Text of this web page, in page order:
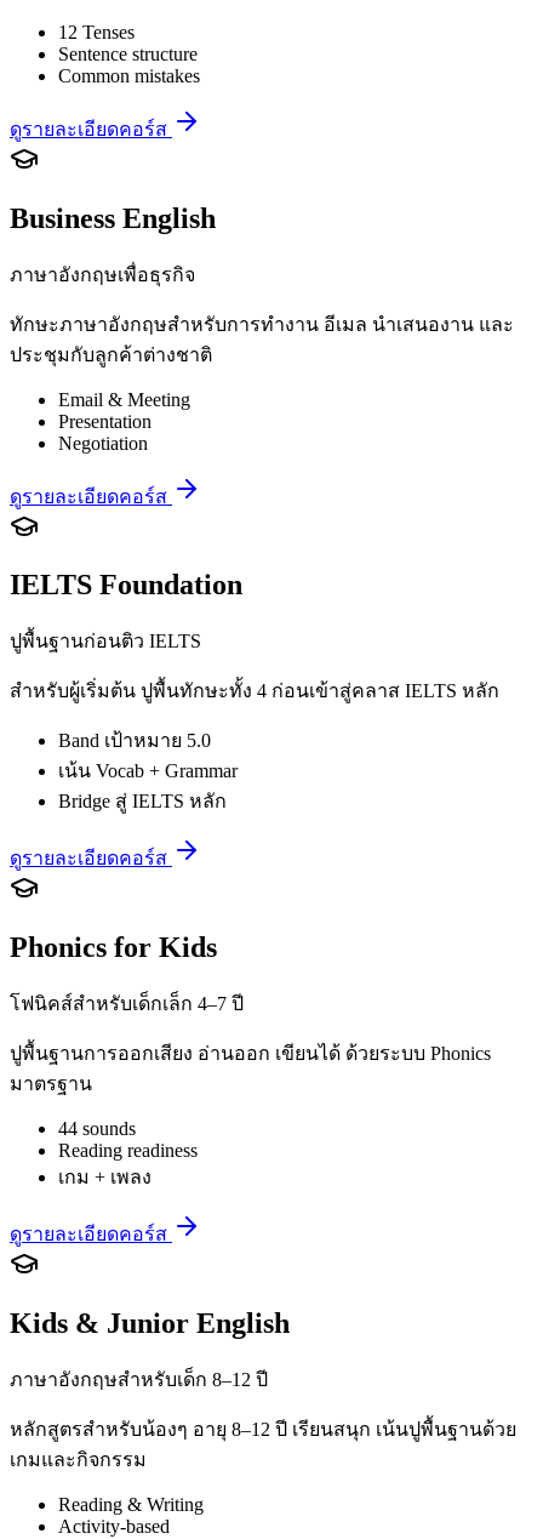
12 Tenses
Sentence structure
Common mistakes
ดูรายละเอียดคอร์ส
Business English
ภาษาอังกฤษเพื่อธุรกิจ
ทักษะภาษาอังกฤษสำหรับการทำงาน อีเมล นำเสนองาน และ
ประชุมกับลูกค้าต่างชาติ
Email & Meeting
Presentation
Negotiation
ดูรายละเอียดคอร์ส
IELTS Foundation
ปูพื้นฐานก่อนติว IELTS
สำหรับผู้เริ่มต้น ปูพื้นทักษะทั้ง 4 ก่อนเข้าสู่คลาส IELTS หลัก
Band เป้าหมาย 5.0
เน้น Vocab + Grammar
Bridge สู่ IELTS หลัก
ดูรายละเอียดคอร์ส
Phonics for Kids
โฟนิคส์สำหรับเด็กเล็ก 4–7 ปี
ปูพื้นฐานการออกเสียง อ่านออก เขียนได้ ด้วยระบบ Phonics
มาตรฐาน
44 sounds
Reading readiness
เกม + เพลง
ดูรายละเอียดคอร์ส
Kids & Junior English
ภาษาอังกฤษสำหรับเด็ก 8–12 ปี
หลักสูตรสำหรับน้องๆ อายุ 8–12 ปี เรียนสนุก เน้นปูพื้นฐานด้วย
เกมและกิจกรรม
Reading & Writing
Activity-based